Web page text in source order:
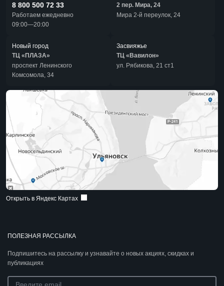
ПОЛЕЗНАЯ РАССЫЛКА
Подпишитесь на рассылку и узнавайте о новых акциях, скидках и
публикациях
8 800 500 72 33
Работаем ежедневно
09:00—20:00
2 пер. Мира, 24
Мира 2-й переулок, 24
Новый город
ТЦ «ПЛАЗА»
проспект Ленинского
Комсомола, 34
Засвияжье
ТЦ «Вавилон»
ул. Рябикова, 21 ст1
Открыть в Яндекс Картах